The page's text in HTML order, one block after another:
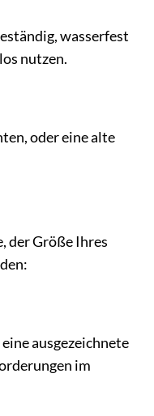
wasserfest
nutzen.
oder eine alte
der Größe Ihres
ausgezeichnete
im